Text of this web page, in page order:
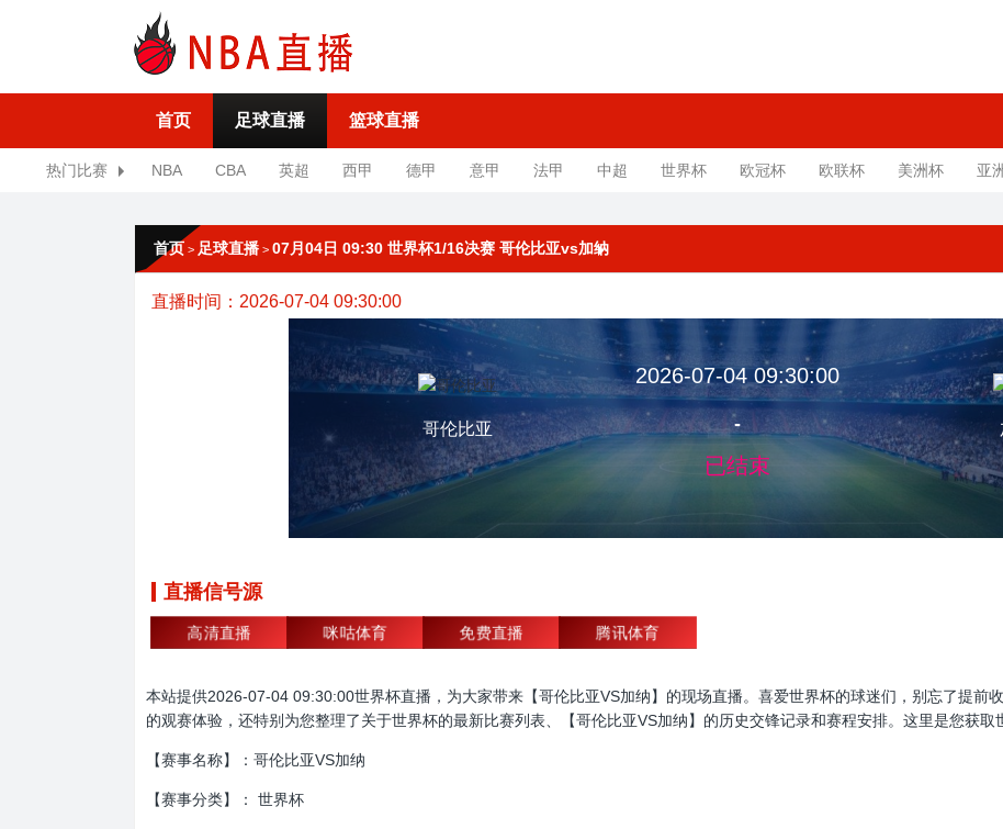
首页 足球直播 篮球直播
热门比赛 NBA CBA 英超 西甲 德甲 意甲 法甲 中超 世界杯 欧冠杯 欧联杯 美洲杯 亚
首页 > 足球直播 > 07月04日 09:30 世界杯1/16决赛 哥伦比亚vs加纳
直播时间：2026-07-04 09:30:00
哥伦比亚
2026-07-04 09:30:00
-
已结束
直播信号源
高清直播 咪咕体育 免费直播 腾讯体育
本站提供2026-07-04 09:30:00世界杯直播，为大家带来【哥伦比亚VS加纳】的现场直播。喜爱世界杯的球迷们，别忘了提前
的观赛体验，还特别为您整理了关于世界杯的最新比赛列表、【哥伦比亚VS加纳】的历史交锋记录和赛程安排。这里是您获取
【赛事名称】：哥伦比亚VS加纳
【赛事分类】： 世界杯